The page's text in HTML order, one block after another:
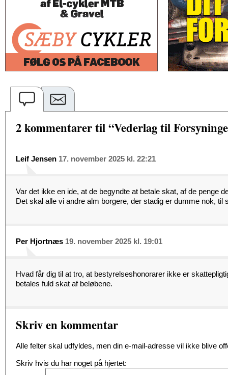
2 kommentarer til “Vederlag til
Leif Jensen 17. november 2025 kl. 22:21
Var det ikke en ide, at de begyndte at betale skat, af de penge
Det skal alle vi andre alm borgere, der stadig er dumme nok,
Per Hjortnæs 19. november 2025 kl. 19:01
Hvad får dig til at tro, at bestyrelseshonorarer ikke er
betales fuld skat af beløbene.
Skriv en kommentar
Alle felter skal udfyldes, men din e-mail-adresse vil ikke blive
Skriv hvis du har noget på hjertet: